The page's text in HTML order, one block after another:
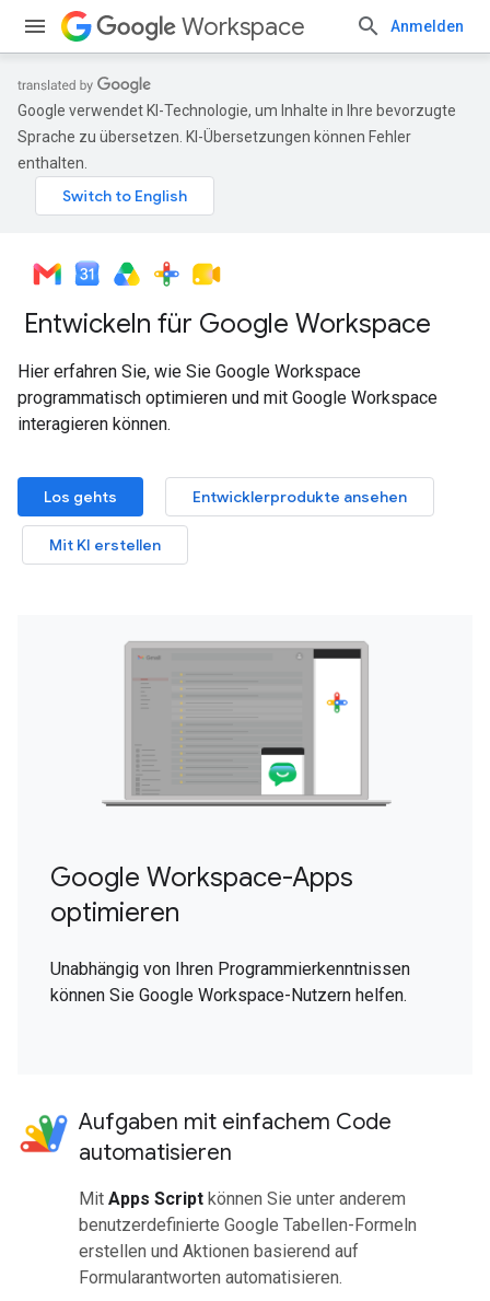
Workspace Anmelden
Google verwendet KI-Technologie, um Inhalte in Ihre bevorzugte
Sprache zu übersetzen. KI-Übersetzungen können Fehler
enthalten.
Entwickeln für Google Workspace
Hier erfahren Sie, wie Sie Google Workspace
programmatisch optimieren und mit Google Workspace
interagieren können.
Los gehts Entwicklerprodukte ansehen
Mit KI erstellen
Google Workspace-Apps
optimieren
Unabhängig von Ihren Programmierkenntnissen
können Sie Google Workspace-Nutzern helfen.
Aufgaben mit einfachem Code
automatisieren
Mit Apps Script können Sie unter anderem
benutzerdefinierte Google Tabellen-Formeln
erstellen und Aktionen basierend auf
Formularantworten automatisieren.